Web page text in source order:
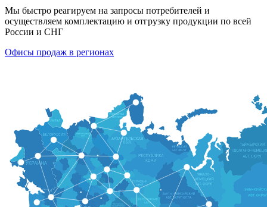
Мы быстро реагируем на запросы потребителей и
осуществляем комплектацию и отгрузку продукции по всей
России и СНГ
Офисы продаж в регионах